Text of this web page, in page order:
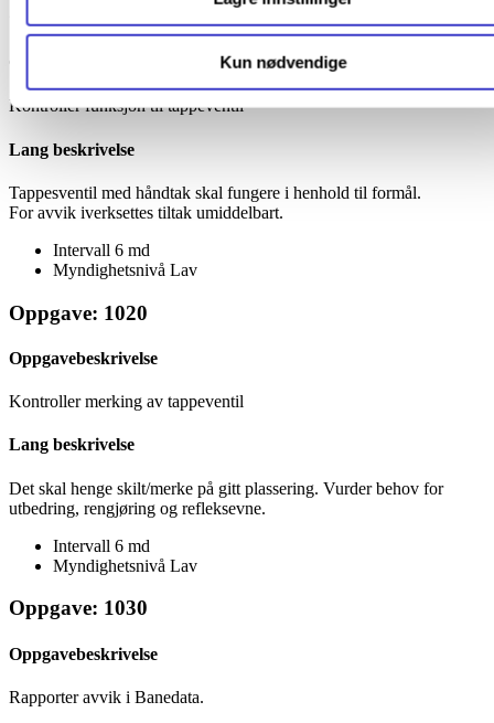
Kun nødvendige
Oppgave: 1010
Oppgavebeskrivelse
Kontroller funksjon til tappeventil
Lang beskrivelse
Tappesventil med håndtak skal fungere i henhold til formål.
For avvik iverksettes tiltak umiddelbart.
Intervall 6 md
Myndighetsnivå Lav
Oppgave: 1020
Oppgavebeskrivelse
Kontroller merking av tappeventil
Lang beskrivelse
Det skal henge skilt/merke på gitt plassering. Vurder behov for
utbedring, rengjøring og refleksevne.
Intervall 6 md
Myndighetsnivå Lav
Oppgave: 1030
Oppgavebeskrivelse
Rapporter avvik i Banedata.